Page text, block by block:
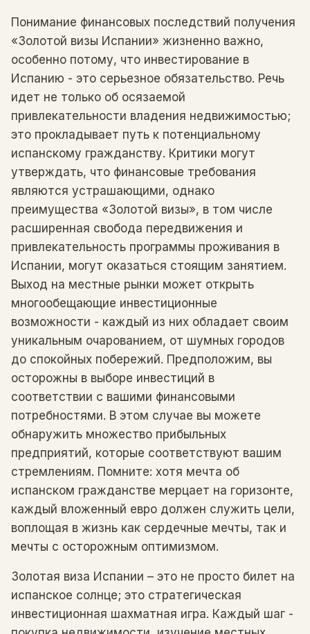
Понимание финансовых последствий получения
«Золотой визы Испании» жизненно важно,
особенно потому, что инвестирование в
Испанию - это серьезное обязательство. Речь
идет не только об осязаемой
привлекательности владения недвижимостью;
это прокладывает путь к потенциальному
испанскому гражданству. Критики могут
утверждать, что финансовые требования
являются устрашающими, однако
преимущества «Золотой визы», в том числе
расширенная свобода передвижения и
привлекательность программы проживания в
Испании, могут оказаться стоящим занятием.
Выход на местные рынки может открыть
многообещающие инвестиционные
возможности - каждый из них обладает своим
уникальным очарованием, от шумных городов
до спокойных побережий. Предположим, вы
осторожны в выборе инвестиций в
соответствии с вашими финансовыми
потребностями. В этом случае вы можете
обнаружить множество прибыльных
предприятий, которые соответствуют вашим
стремлениям. Помните: хотя мечта об
испанском гражданстве мерцает на горизонте,
каждый вложенный евро должен служить цели,
воплощая в жизнь как сердечные мечты, так и
мечты с осторожным оптимизмом.
Золотая виза Испании – это не просто билет на
испанское солнце; это стратегическая
инвестиционная шахматная игра. Каждый шаг -